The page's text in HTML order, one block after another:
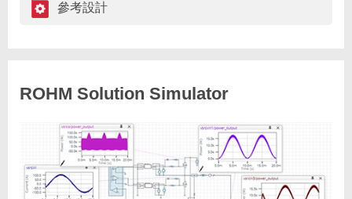
參考設計
ROHM Solution Simulator